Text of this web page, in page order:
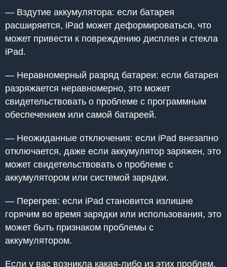
— Вздутие аккумулятора: если батарея
расширяется, iPad может деформироваться, что
может привести к повреждению дисплея и стекла
iPad.
— Неравномерный разряд батареи: если батарея
разряжается неравномерно, это может
свидетельствовать о проблеме с программным
обеспечением или самой батареей.
— Неожиданные отключения: если iPad внезапно
отключается, даже если аккумулятор заряжен, это
может свидетельствовать о проблеме с
аккумулятором или системой зарядки.
— Перегрев: если iPad становится излишне
горячим во время зарядки или использования, это
может быть признаком проблемы с
аккумулятором.
Если у вас возникла какая-либо из этих проблем,